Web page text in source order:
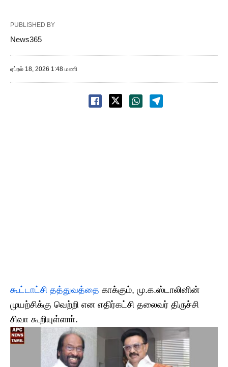
PUBLISHED BY
News365
ஏப்ரல் 18, 2026 1:48 மணி
கூட்டாட்சி தத்துவத்தை காக்கும், மு.க.ஸ்டாலினின்
முயற்சிக்கு வெற்றி என எதிர்கட்சி தலைவர் திருச்சி
சிவா கூறியுள்ளாா்.